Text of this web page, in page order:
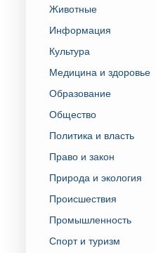
Животные
Информация
Культура
Медицина и здоровье
Образование
Общество
Политика и власть
Право и закон
Природа и экология
Происшествия
Промышленность
Спорт и туризм